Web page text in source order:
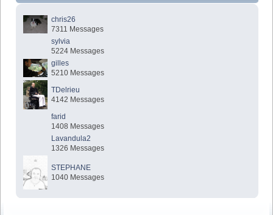
chris26
7311 Messages
sylvia
5224 Messages
gilles
5210 Messages
TDelrieu
4142 Messages
farid
1408 Messages
Lavandula2
1326 Messages
STEPHANE
1040 Messages